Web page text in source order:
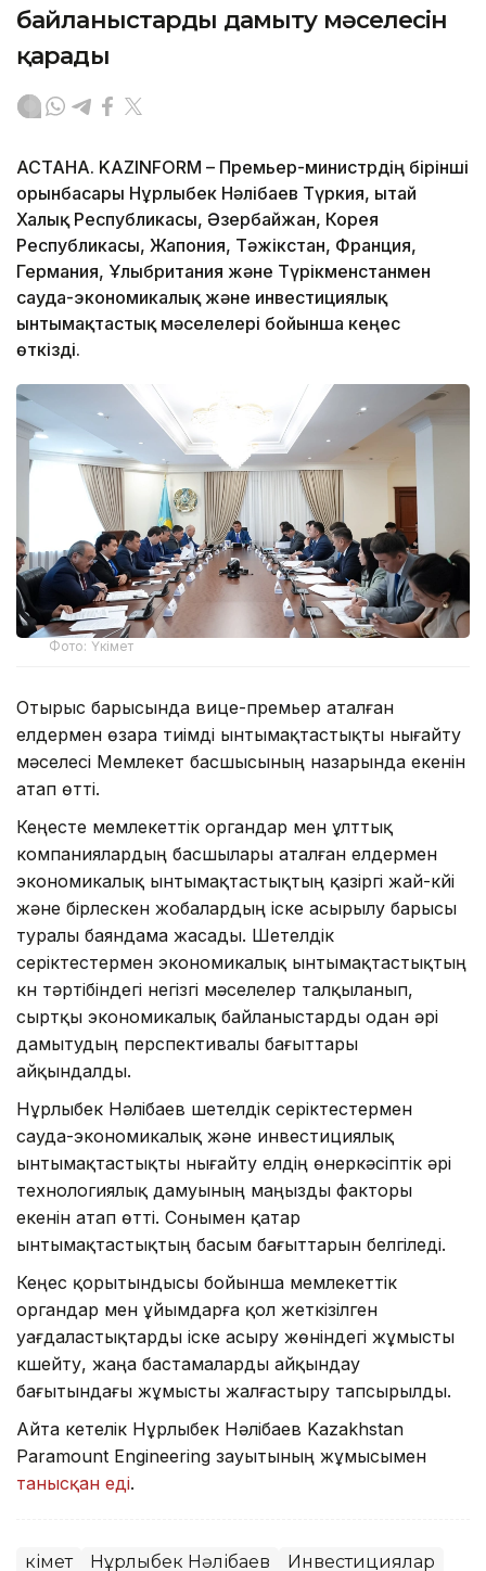
байланыстарды дамыту мәселесін
қарады
АСТАНА. KAZINFORM – Премьер-министрдің бірінші
орынбасары Нұрлыбек Нәлібаев Түркия, Қытай
Халық Республикасы, Әзербайжан, Корея
Республикасы, Жапония, Тәжікстан, Франция,
Германия, Ұлыбритания және Түрікменстанмен
сауда-экономикалық және инвестициялық
ынтымақтастық мәселелері бойынша кеңес
өткізді.
Фото: Үкімет
Отырыс барысында вице-премьер аталған
елдермен өзара тиімді ынтымақтастықты нығайту
мәселесі Мемлекет басшысының назарында екенін
атап өтті.
Кеңесте мемлекеттік органдар мен ұлттық
компаниялардың басшылары аталған елдермен
экономикалық ынтымақтастықтың қазіргі жай-күйі
және бірлескен жобалардың іске асырылу барысы
туралы баяндама жасады. Шетелдік
серіктестермен экономикалық ынтымақтастықтың
күн тәртібіндегі негізгі мәселелер талқыланып,
сыртқы экономикалық байланыстарды одан әрі
дамытудың перспективалы бағыттары
айқындалды.
Нұрлыбек Нәлібаев шетелдік серіктестермен
сауда-экономикалық және инвестициялық
ынтымақтастықты нығайту елдің өнеркәсіптік әрі
технологиялық дамуының маңызды факторы
екенін атап өтті. Сонымен қатар
ынтымақтастықтың басым бағыттарын белгіледі.
Кеңес қорытындысы бойынша мемлекеттік
органдар мен ұйымдарға қол жеткізілген
уағдаластықтарды іске асыру жөніндегі жұмысты
күшейту, жаңа бастамаларды айқындау
бағытындағы жұмысты жалғастыру тапсырылды.
Айта кетелік Нұрлыбек Нәлібаев Kazakhstan
Paramount Engineering зауытының жұмысымен
танысқан еді.
Үкімет Нұрлыбек Нәлібаев Инвестициялар